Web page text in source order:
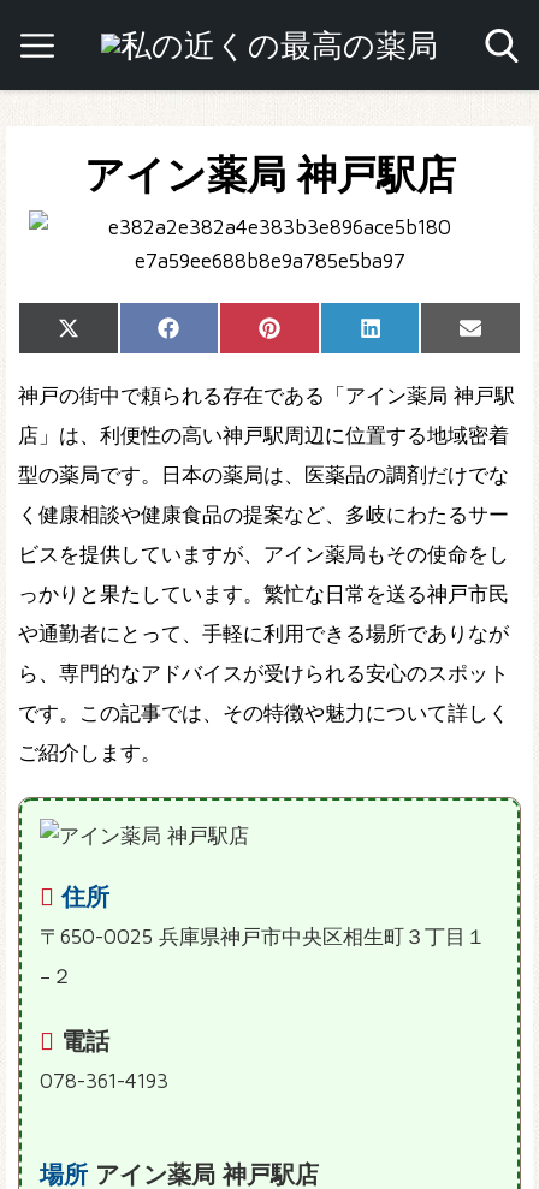
アイン薬局 神戸駅店
Share
on
X
(Twitter)
Share
on
Facebook Share
on
Pinterest Share
on
LinkedIn
Share
on
Email
神戸の街中で頼られる存在である「アイン薬局 神戸駅
店」は、利便性の高い神戸駅周辺に位置する地域密着
型の薬局です。日本の薬局は、医薬品の調剤だけでな
く健康相談や健康食品の提案など、多岐にわたるサー
ビスを提供していますが、アイン薬局もその使命をし
っかりと果たしています。繁忙な日常を送る神戸市民
や通勤者にとって、手軽に利用できる場所でありなが
ら、専門的なアドバイスが受けられる安心のスポット
です。この記事では、その特徴や魅力について詳しく
ご紹介します。
住所
〒650-0025 兵庫県神戸市中央区相生町３丁目１
−２
電話
078-361-4193
場所 アイン薬局 神戸駅店